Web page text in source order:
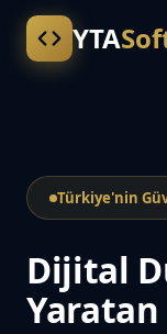
YTA
Türkiye'nin
Dijital